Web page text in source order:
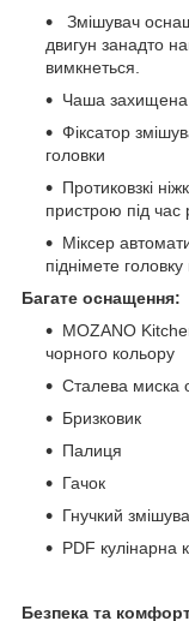
Змішувач
двигун занадто
вимкнеться.
Чаша захищена
Фіксатор
головки
Протиковзкі
пристрою під час
Міксер
піднімете
Багате оснащення:
MOZANO
чорного кольору
Сталева миска
Бризковик
Палиця
Гачок
Гнучкий
PDF кулінарна
Безпека та